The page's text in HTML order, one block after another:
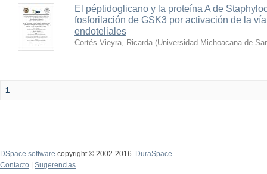
El péptidoglicano y la proteína A de
fosforilación de GSK3 por activación de la
endoteliales
Cortés Vieyra, Ricarda (Universidad Michoacana de
1
DSpace software copyright © 2002-2016
DuraSpace
Contacto
Sugerencias